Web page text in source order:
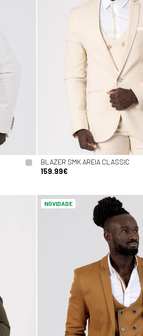
BLAZER SMK AREIA CLASSIC
159.99€
NOVIDADE